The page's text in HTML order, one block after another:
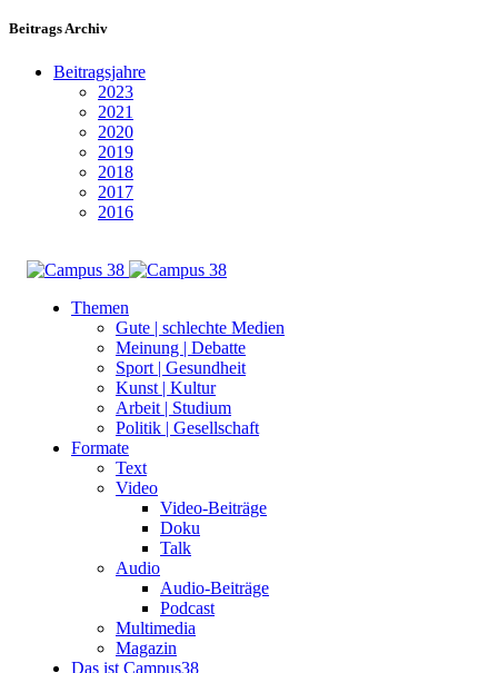
Beitrags Archiv
Beitragsjahre
2023
2021
2020
2019
2018
2017
2016
Themen
Gute | schlechte Medien
Meinung | Debatte
Sport | Gesundheit
Kunst | Kultur
Arbeit | Studium
Politik | Gesellschaft
Formate
Text
Video
Video-Beiträge
Doku
Talk
Audio
Audio-Beiträge
Podcast
Multimedia
Magazin
Das ist Campus38